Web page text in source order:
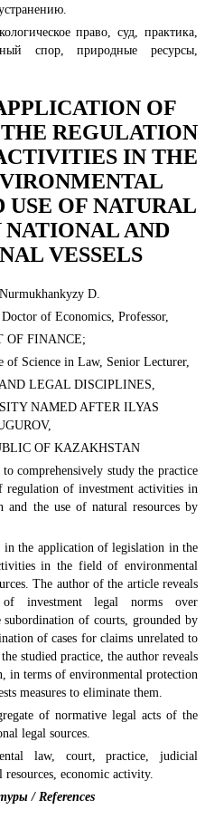
право, суд, практика,
спор, природные ресурсы,
OF
REGULATION
IN THE
USE OF NATURAL
NATIONAL AND
VESSELS
D.
of Economics, Professor,
OF FINANCE;
of Science in Law, Senior Lecturer,
LEGAL DISCIPLINES,
NAMED AFTER ILYAS
OF KAZAKHSTAN
comprehensively study the practice
of investment activities in
the use of natural resources by
in the application of legislation in the
in the field of environmental
The author of the article reveals
investment legal norms over
of courts, grounded by
of cases for claims unrelated to
studied practice, the author reveals
in terms of environmental protection
measures to eliminate them.
of normative legal acts of the
legal sources.
law, court, practice, judicial
economic activity.
/ References